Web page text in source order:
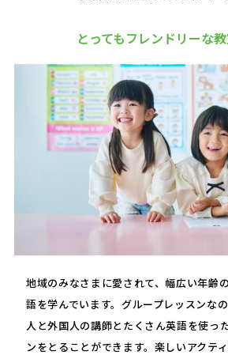
とってもフレンドリーな
地域のみなさまに愛されて、幅広い年齢
語を学んでいます。グループレッスンな
人と外国人の講師とたくさん英語を使っ
ンをとることができます。楽しいアクテ